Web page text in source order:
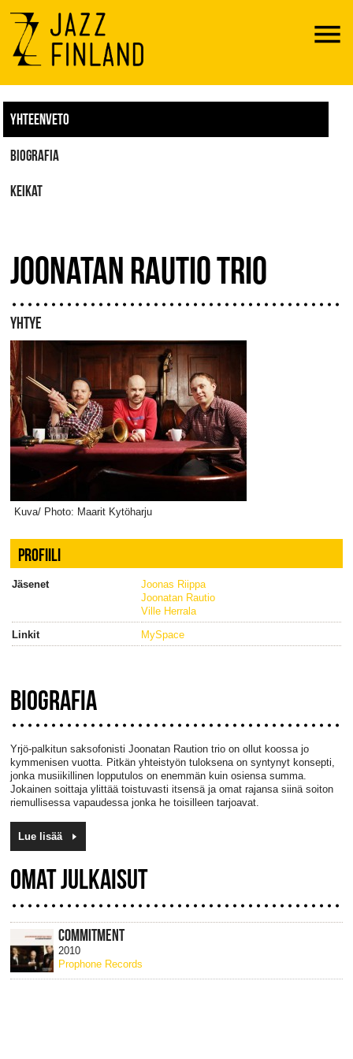
Menu
YHTEENVETO
BIOGRAFIA
KEIKAT
JOONATAN RAUTIO TRIO
YHTYE
Kuva/ Photo: Maarit Kytöharju
PROFIILI
Jäsenet
Joonas Riippa
Joonatan Rautio
Ville Herrala
Linkit
MySpace
BIOGRAFIA
Yrjö-palkitun saksofonisti Joonatan Raution trio on ollut koossa jo
kymmenisen vuotta. Pitkän yhteistyön tuloksena on syntynyt konsepti,
jonka musiikillinen lopputulos on enemmän kuin osiensa summa.
Jokainen soittaja ylittää toistuvasti itsensä ja omat rajansa siinä soiton
riemullisessa vapaudessa jonka he toisilleen tarjoavat.
Lue lisää
OMAT JULKAISUT
COMMITMENT
2010
Prophone Records